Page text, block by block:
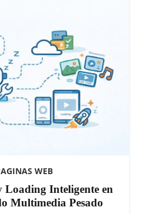
WEB
Loading Inteligente en
Multimedia Pesado